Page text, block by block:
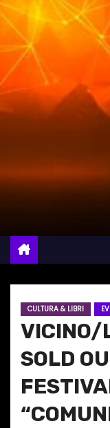
CULTURA & LIBRI
VICINO/
SOLD